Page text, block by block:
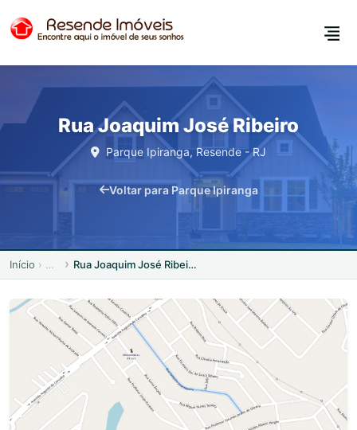
Rua Joaquim José Ribeiro
Parque Ipiranga, Resende - RJ
Voltar para Parque Ipiranga
Início Rua Joaquim José Ribeiro